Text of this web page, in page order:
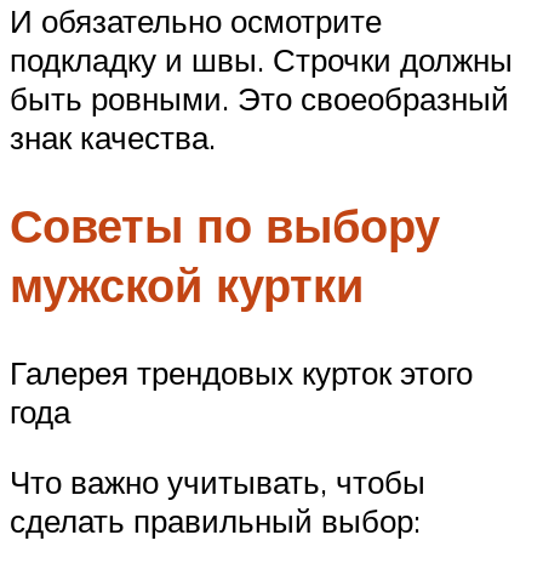
И обязательно осмотрите
подкладку и швы. Строчки должны
быть ровными. Это своеобразный
знак качества.
Советы по выбору
мужской куртки
Галерея трендовых курток этого
года
Что важно учитывать, чтобы
сделать правильный выбор: